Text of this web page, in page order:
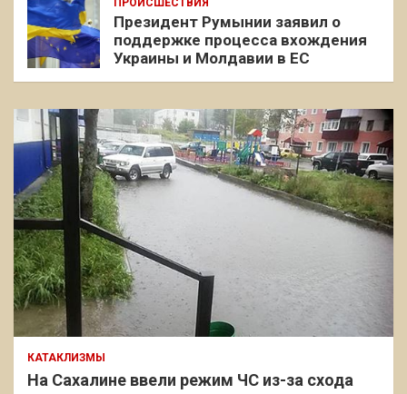
ПРОИСШЕСТВИЯ
Президент Румынии заявил о
поддержке процесса вхождения
Украины и Молдавии в ЕС
КАТАКЛИЗМЫ
На Сахалине ввели режим ЧС из-за схода